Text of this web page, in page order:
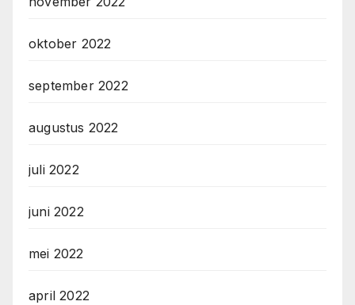
oktober 2022
september 2022
augustus 2022
juli 2022
juni 2022
mei 2022
april 2022